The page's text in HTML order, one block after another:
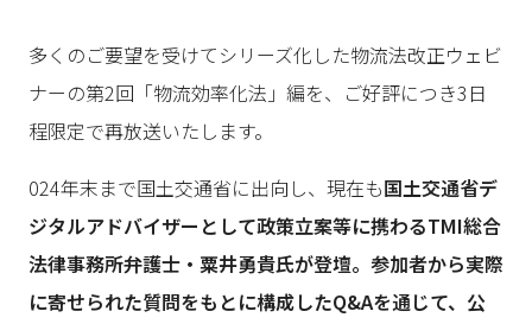
多くのご要望を受けてシリーズ化した物流法改正ウェビ
ナーの第2回「物流効率化法」編を、ご好評につき3日
程限定で再放送いたします。
024年末まで国土交通省に出向し、現在も国土交通省デ
ジタルアドバイザーとして政策立案等に携わるTMI総合
法律事務所弁護士・粟井勇貴氏が登壇。参加者から実際
に寄せられた質問をもとに構成したQ&Aを通じて、公